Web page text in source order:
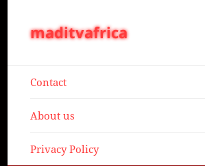
maditvafrica
Contact
About us
Privacy Policy